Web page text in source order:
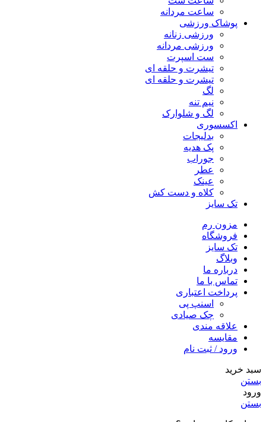
ساعت مردانه
پوشاک ورزشی
ورزشی زنانه
ورزشی مردانه
ست اسپرت
تیشرت و حلقه ای
تیشرت و حلقه ای
لگ
نیم تنه
لگ و شلوارک
اکسسوری
بدلیجات
پک هدیه
جوراب
عطر
عینک
کلاه و دست کش
تک سایز
مزون رم
فروشگاه
تک سایز
وبلاگ
درباره ما
تماس با ما
پرداخت اعتباری
اسنپ پی
چک صیادی
علاقه مندی
مقايسه
ورود / ثبت نام
سبد خرید
بستن
ورود
بستن